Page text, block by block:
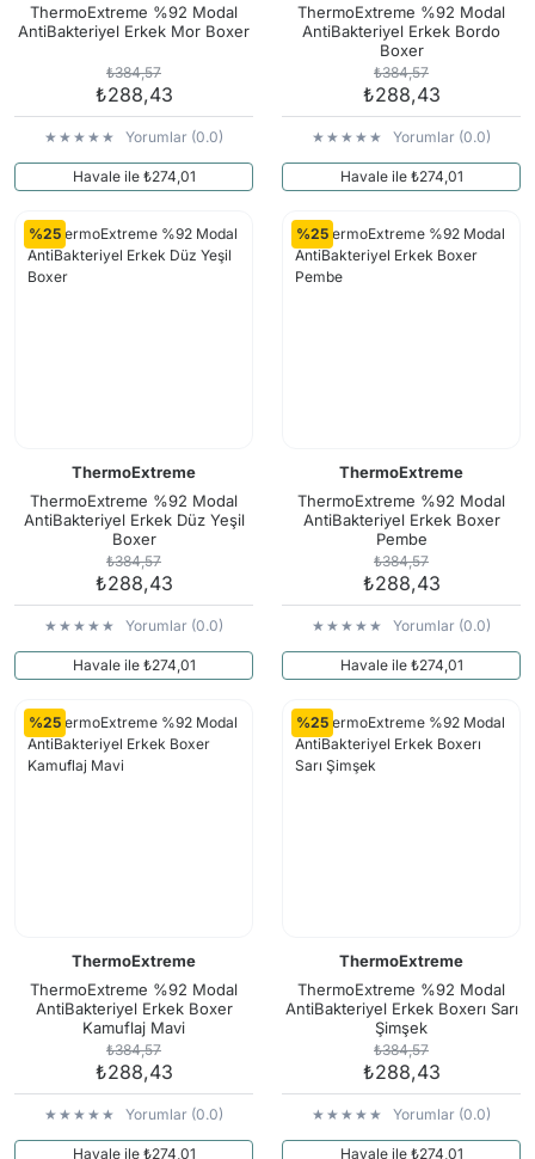
ThermoExtreme %92 Modal
AntiBakteriyel Erkek Mor Boxer
₺384,57
₺288,43
Yorumlar (0.0)
Havale ile ₺274,01
ThermoExtreme %92 Modal
AntiBakteriyel Erkek Bordo
Boxer
₺384,57
₺288,43
Yorumlar (0.0)
Havale ile ₺274,01
%25
ThermoExtreme
ThermoExtreme %92 Modal
AntiBakteriyel Erkek Düz Yeşil
Boxer
₺384,57
₺288,43
Yorumlar (0.0)
Havale ile ₺274,01
%25
ThermoExtreme
ThermoExtreme %92 Modal
AntiBakteriyel Erkek Boxer
Pembe
₺384,57
₺288,43
Yorumlar (0.0)
Havale ile ₺274,01
%25
ThermoExtreme
ThermoExtreme %92 Modal
AntiBakteriyel Erkek Boxer
Kamuflaj Mavi
₺384,57
₺288,43
Yorumlar (0.0)
Havale ile ₺274,01
%25
ThermoExtreme
ThermoExtreme %92 Modal
AntiBakteriyel Erkek Boxerı Sarı
Şimşek
₺384,57
₺288,43
Yorumlar (0.0)
Havale ile ₺274,01